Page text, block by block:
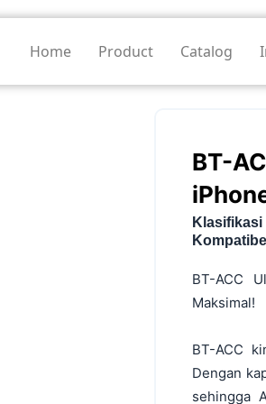
Home Product Catalog
BT-
Klasifikasi
BT-ACC
Maksimal!
BT-ACC
Dengan
sehingga